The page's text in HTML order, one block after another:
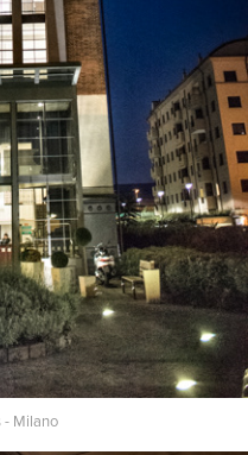
- Milano